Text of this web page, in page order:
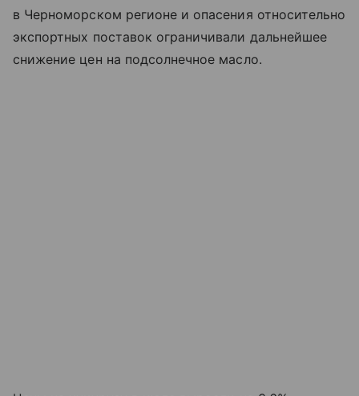
в Черноморском регионе и опасения относительно
экспортных поставок ограничивали дальнейшее
снижение цен на подсолнечное масло.